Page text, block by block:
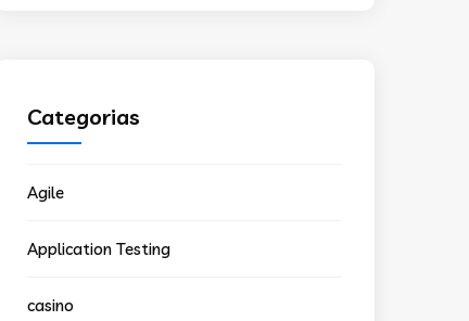
Categorias
Agile
Application Testing
casino